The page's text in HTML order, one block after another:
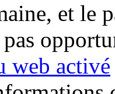
et le
web activé